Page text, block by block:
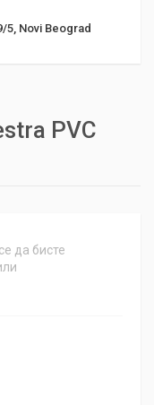
5, Novi Beograd
PVC
да бисте